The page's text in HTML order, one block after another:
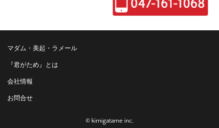
マダム・美起・ラメール
『君がため』とは
会社情報
お問合せ
© kimigatame inc.